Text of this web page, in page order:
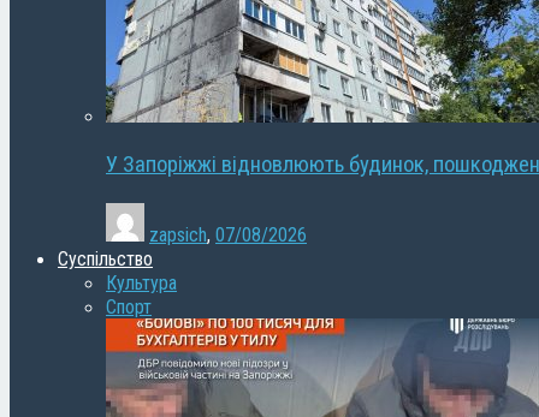
У Запоріжжі відновлюють будинок,
zapsich, 07/08/2026
Суспільство
Культура
Спорт